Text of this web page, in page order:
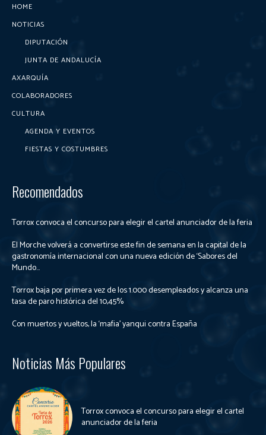
HOME
NOTICIAS
DIPUTACIÓN
JUNTA DE ANDALUCÍA
AXARQUÍA
COLABORADORES
CULTURA
AGENDA Y EVENTOS
FIESTAS Y COSTUMBRES
Recomendados
Torrox convoca el concurso para elegir el cartel anunciador de la feria
El Morche volverá a convertirse este fin de semana en la capital de la
gastronomía internacional con una nueva edición de ‘Sabores del
Mundo...
Torrox baja por primera vez de los 1.000 desempleados y alcanza una
tasa de paro histórica del 10,45%
Con muertos y vueltos, la ‘mafia’ yanqui contra España
Noticias Más Populares
Torrox convoca el concurso para elegir el cartel
anunciador de la feria